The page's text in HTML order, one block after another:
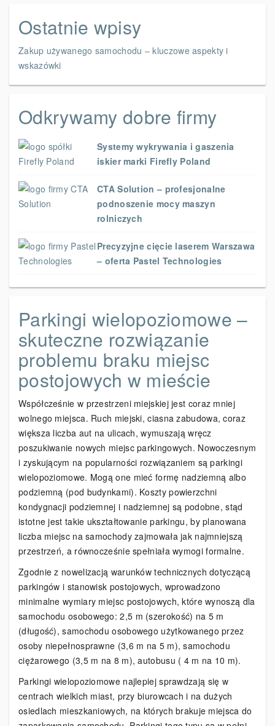
Ostatnie wpisy
Zakup używanego samochodu – kluczowe aspekty i
wskazówki
Odkrywamy dobre firmy
Systemy wykrywania i gaszenia
iskier marki Firefly Poland
CTA Solution – profesjonalne
podnoszenie mocy maszyn
rolniczych
Precyzyjne cięcie laserem Warszawa
– oferta Pastel Technologies
Parkingi wielopoziomowe –
skuteczne rozwiązanie
problemu braku miejsc
postojowych w mieście
Współcześnie w przestrzeni miejskiej jest coraz mniej
wolnego miejsca. Ruch miejski, ciasna zabudowa, coraz
większa liczba aut na ulicach, wymuszają wręcz
poszukiwanie nowych miejsc parkingowych. Nowoczesnym
i zyskującym na popularności rozwiązaniem są parkingi
wielopoziomowe. Mogą one mieć formę nadziemną albo
podziemną (pod budynkami). Koszty powierzchni
kondygnacji podziemnej i nadziemnej są podobne, stąd
istotne jest takie ukształtowanie parkingu, by planowana
liczba miejsc na samochody zajmowała jak najmniejszą
przestrzeń, a równocześnie spełniała wymogi formalne.
Zgodnie z nowelizacją warunków technicznych dotyczącą
parkingów i stanowisk postojowych, wprowadzono
minimalne wymiary miejsc postojowych, które wynoszą dla
samochodu osobowego: 2,5 m (szerokość) na 5 m
(długość), samochodu osobowego użytkowanego przez
osoby niepełnosprawne (3,6 m na 5 m), samochodu
ciężarowego (3,5 m na 8 m), autobusu ( 4 m na 10 m).
Parkingi wielopoziomowe najlepiej sprawdzają się w
centrach wielkich miast, przy biurowcach i na dużych
osiedlach mieszkaniowych, na których brakuje miejsca do